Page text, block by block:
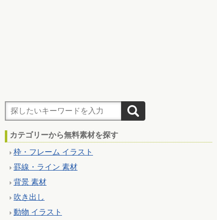
カテゴリーから無料素材を探す
枠・フレーム イラスト
罫線・ライン 素材
背景 素材
吹き出し
動物 イラスト